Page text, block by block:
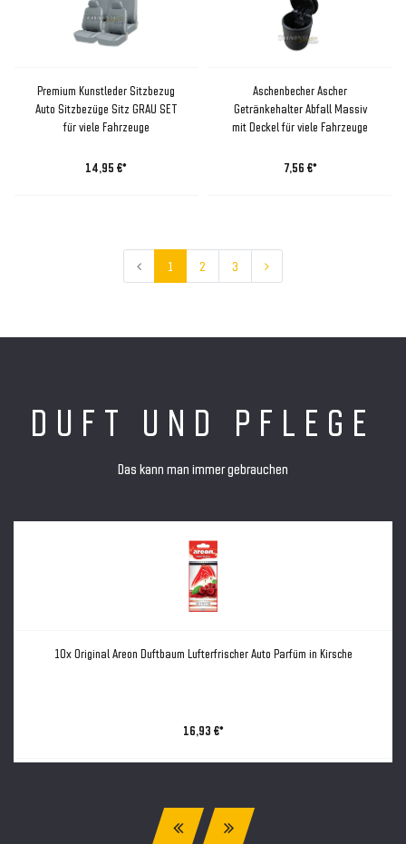
Premium Kunstleder Sitzbezug
Auto Sitzbezüge Sitz GRAU SET
für viele Fahrzeuge
14,95 €*
Aschenbecher Ascher
Getränkehalter Abfall Massiv
mit Deckel für viele Fahrzeuge
7,56 €*
1 2 3
DUFT UND PFLEGE
Das kann man immer gebrauchen
10x Original Areon Duftbaum Lufterfrischer Auto Parfüm in Kirsche
16,93 €*